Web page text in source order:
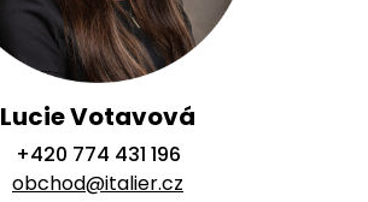
Lucie Votavová
+420 774 431 196
obchod@italier.cz